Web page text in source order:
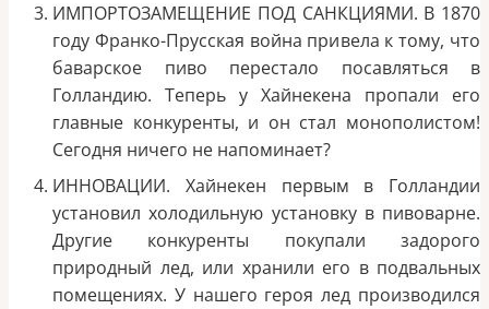
ИМПОРТОЗАМЕЩЕНИЕ ПОД САНКЦИЯМИ. В 1870
году Франко-Прусская война привела к тому, что
баварское пиво перестало посавляться в
Голландию. Теперь у Хайнекена пропали его
главные конкуренты, и он стал монополистом!
Сегодня ничего не напоминает?
ИННОВАЦИИ. Хайнекен первым в Голландии
установил холодильную установку в пивоварне.
Другие конкуренты покупали задорого
природный лед, или хранили его в подвальных
помещениях. У нашего героя лед производился